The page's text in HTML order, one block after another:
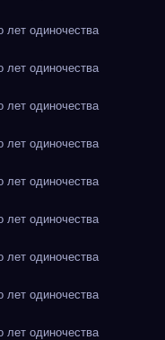
лет одиночества
лет одиночества
лет одиночества
лет одиночества
лет одиночества
лет одиночества
лет одиночества
лет одиночества
лет одиночества